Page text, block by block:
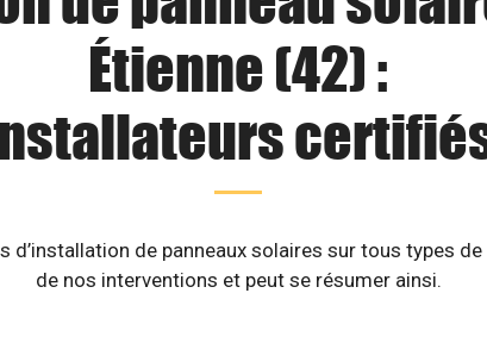
Étienne (42) :
de panneaux solaires sur tous types
de nos interventions et peut se résumer ainsi.